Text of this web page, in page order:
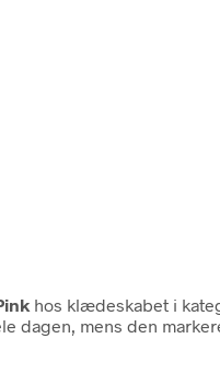
hos klædeskabet i
dagen, mens den